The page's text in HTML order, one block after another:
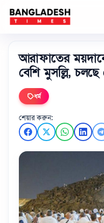
আরাফাতের
বেশি মুসল্লি,
ধর্ম
শেয়ার করুন: